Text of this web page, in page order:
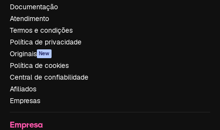
Documentação
Atendimento
Termos e condições
Política de privacidade
Originais New
Política de cookies
Central de confiabilidade
Afiliados
Empresas
Empresa